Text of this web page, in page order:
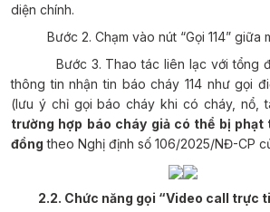
diện chính.
Bước 2. Chạm vào nút “Gọi 114” giữa
Bước 3. Thao tác liên lạc với tổng
thông tin nhận tin báo cháy 114 như gọi
(lưu ý chỉ gọi báo cháy khi có cháy, nổ,
trường hợp báo cháy giả có thể bị phạt
đồng theo Nghị định số 106/2025/NĐ-CP
2.2. Chức năng gọi “Video call trực